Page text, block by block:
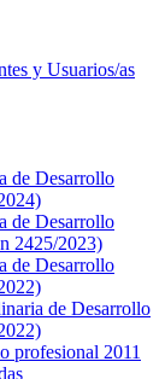
y Usuarios/as
de Desarrollo
de Desarrollo
2425/2023)
de Desarrollo
de Desarrollo
profesional 2011